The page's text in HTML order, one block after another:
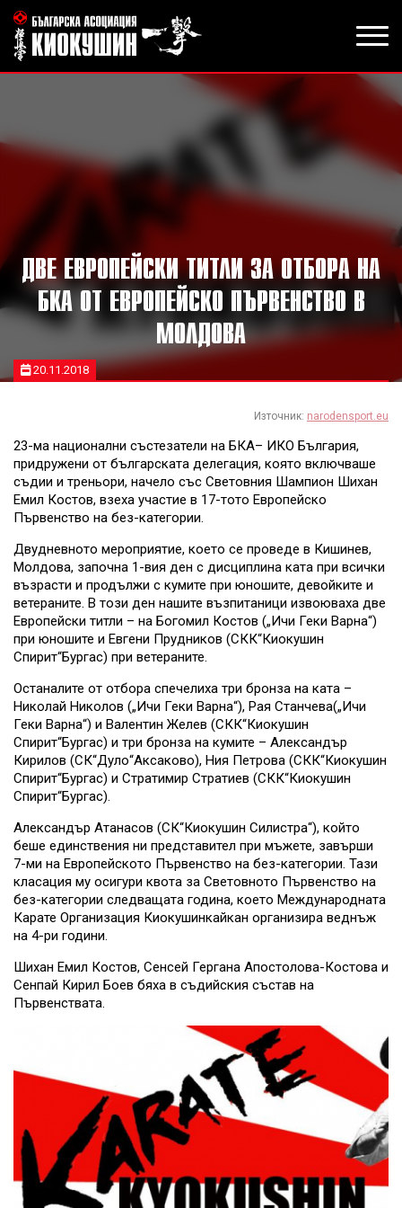
ДВЕ ЕВРОПЕЙСКИ ТИТЛИ ЗА ОТБОРА НА
БКА ОТ ЕВРОПЕЙСКО ПЪРВЕНСТВО В
МОЛДОВА
20.11.2018
Източник: narodensport.eu
23-ма национални състезатели на БКА– ИКО България,
придружени от българската делегация, която включваше
съдии и треньори, начело със Световния Шампион Шихан
Емил Костов, взеха участие в 17-тото Европейско
Първенство на без-категории.
Двудневното мероприятие, което се проведе в Кишинев,
Молдова, започна 1-вия ден с дисциплина ката при всички
възрасти и продължи с кумите при юношите, девойките и
ветераните. В този ден нашите възпитаници извоюваха две
Европейски титли – на Богомил Костов („Ичи Геки Варна“)
при юношите и Евгени Прудников (СКК“Киокушин
Спирит“Бургас) при ветераните.
Останалите от отбора спечелиха три бронза на ката –
Николай Николов („Ичи Геки Варна“), Рая Станчева(„Ичи
Геки Варна“) и Валентин Желев (СКК“Киокушин
Спирит“Бургас) и три бронза на кумите – Александър
Кирилов (СК“Дуло“Аксаково), Ния Петрова (СКК“Киокушин
Спирит“Бургас) и Стратимир Стратиев (СКК“Киокушин
Спирит“Бургас).
Александър Атанасов (СК“Киокушин Силистра“), който
беше единствения ни представител при мъжете, завърши
7-ми на Европейското Първенство на без-категории. Тази
класация му осигури квота за Световното Първенство на
без-категории следващата година, което Международната
Карате Организация Киокушинкайкан организира веднъж
на 4-ри години.
Шихан Емил Костов, Сенсей Гергана Апостолова-Костова и
Сенпай Кирил Боев бяха в съдийския състав на
Първенствата.